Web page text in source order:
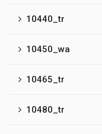
10440_tr
10450_wa
10465_tr
10480_tr